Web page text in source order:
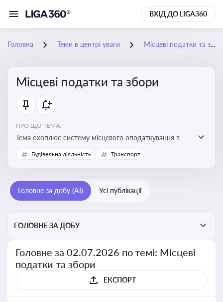
ВХІД ДО LIGA360
Головна Теми в центрі уваги Місцеві податки та збори
Місцеві податки та збори
ПРО ЩО ТЕМА:
Тема охоплює систему місцевого оподаткування в
Україні, включаючи туристичний збір, плату за
земельні ділянки, за паркування транспорту
Будівельна діяльність Транспорт
Головне за добу (AI) Усі публікації
ГОЛОВНЕ ЗА ДОБУ
Головне за 02.07.2026 по темі: Місцеві
податки та збори
ЕКСПОРТ